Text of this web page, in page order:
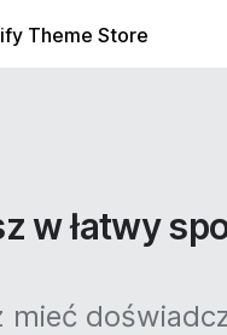
Theme Store
w łatwy
mieć